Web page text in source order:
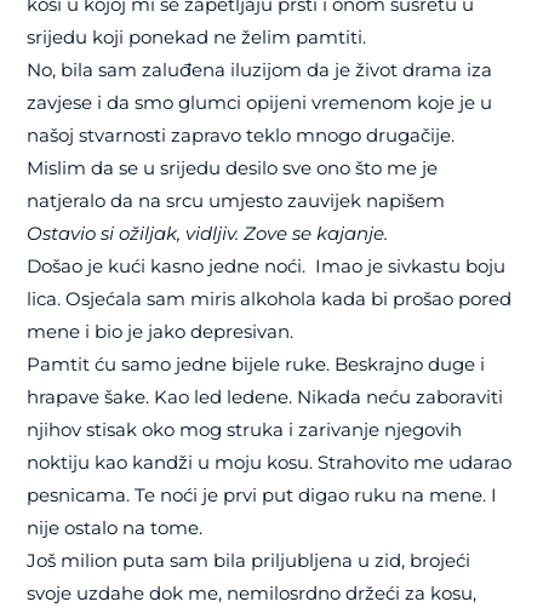
srijedu koji ponekad ne želim pamtiti.
No, bila sam zaluđena iluzijom da je život drama iza
zavjese i da smo glumci opijeni vremenom koje je u
našoj stvarnosti zapravo teklo mnogo drugačije.
Mislim da se u srijedu desilo sve ono što me je
natjeralo da na srcu umjesto zauvijek napišem
Ostavio si ožiljak, vidljiv. Zove se kajanje.
Došao je kući kasno jedne noći. Imao je sivkastu boju
lica. Osjećala sam miris alkohola kada bi prošao pored
mene i bio je jako depresivan.
Pamtit ću samo jedne bijele ruke. Beskrajno duge i
hrapave šake. Kao led ledene. Nikada neću zaboraviti
njihov stisak oko mog struka i zarivanje njegovih
noktiju kao kandži u moju kosu. Strahovito me udarao
pesnicama. Te noći je prvi put digao ruku na mene. I
nije ostalo na tome.
Još milion puta sam bila priljubljena u zid, brojeći
svoje uzdahe dok me, nemilosrdno držeći za kosu,